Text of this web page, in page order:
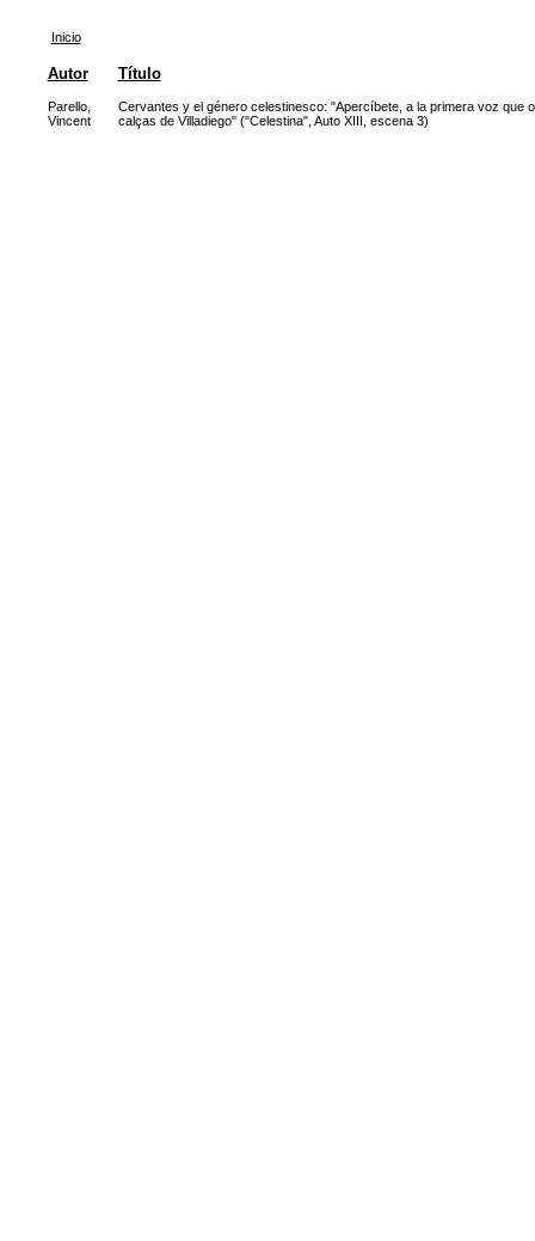
Inicio
Autor Título
Parello,
Vincent
Cervantes y el género celestinesco: "Apercíbete, a la primera voz que
calças de Villadiego" ("Celestina", Auto XIII, escena 3)